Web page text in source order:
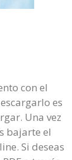
con el
es
Una vez
bajarte el
Si deseas